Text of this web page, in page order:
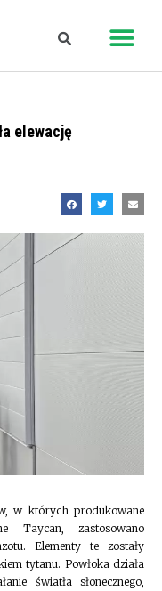
elewację
w których produkowane
Taycan, zastosowano
Elementy te zostały
tytanu. Powłoka działa
światła słonecznego,